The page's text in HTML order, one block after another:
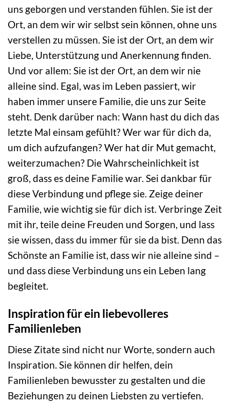
uns geborgen und verstanden fühlen. Sie ist der
Ort, an dem wir wir selbst sein können, ohne uns
verstellen zu müssen. Sie ist der Ort, an dem wir
Liebe, Unterstützung und Anerkennung finden.
Und vor allem: Sie ist der Ort, an dem wir nie
alleine sind. Egal, was im Leben passiert, wir
haben immer unsere Familie, die uns zur Seite
steht. Denk darüber nach: Wann hast du dich das
letzte Mal einsam gefühlt? Wer war für dich da,
um dich aufzufangen? Wer hat dir Mut gemacht,
weiterzumachen? Die Wahrscheinlichkeit ist
groß, dass es deine Familie war. Sei dankbar für
diese Verbindung und pflege sie. Zeige deiner
Familie, wie wichtig sie für dich ist. Verbringe Zeit
mit ihr, teile deine Freuden und Sorgen, und lass
sie wissen, dass du immer für sie da bist. Denn das
Schönste an Familie ist, dass wir nie alleine sind –
und dass diese Verbindung uns ein Leben lang
begleitet.
Inspiration für ein liebevolleres
Familienleben
Diese Zitate sind nicht nur Worte, sondern auch
Inspiration. Sie können dir helfen, dein
Familienleben bewusster zu gestalten und die
Beziehungen zu deinen Liebsten zu vertiefen.